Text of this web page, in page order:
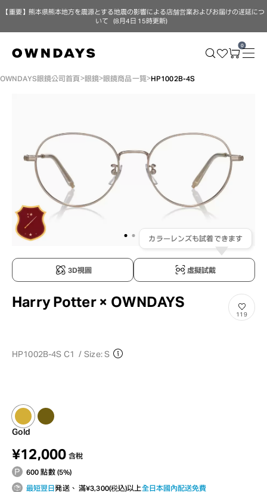
【重要】熊本県熊本地方を震源とする地震の影響による店舗営業およびお届けの遅延につ
いて（8月4日 15時更新）
0
OWNDAYS眼鏡公司首頁 眼鏡 眼鏡商品一覽 HP1002B-4S
3D視圖 虛擬試戴
カラーレンズも試着できます
Harry Potter × OWNDAYS
HP1002B-4S C1 / Size: S
119
Gold
¥12,000 含稅
600 點數 (5%)
最短翌日発送、 滿¥3,300(税込)以上全日本國內配送免費